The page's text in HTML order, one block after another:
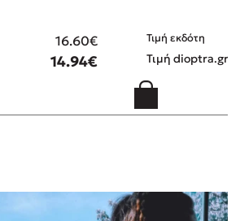
16.60€
14.94€
Τιμή εκδότη
Τιμή dioptra.gr